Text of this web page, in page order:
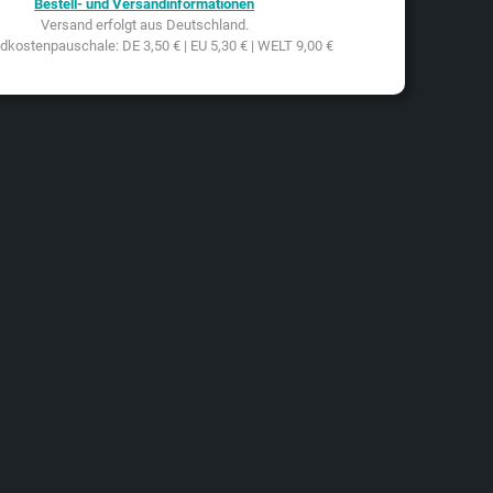
Bestell- und Versandinformationen
Versand erfolgt aus Deutschland.
DE 3,50 € | EU 5,30 € | WELT 9,00 €